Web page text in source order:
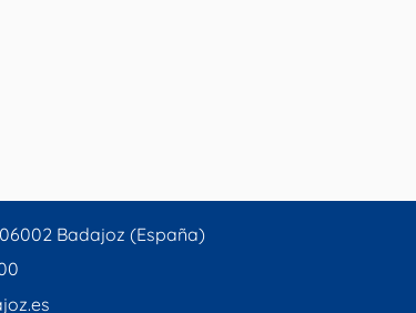
Badajoz (España)